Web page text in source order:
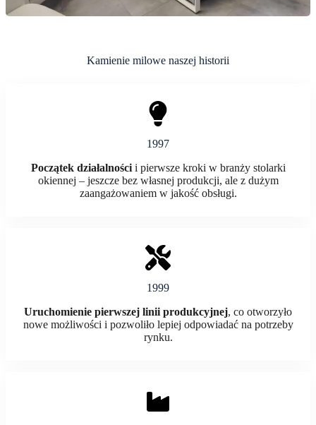
Kamienie milowe naszej historii
1997
Początek działalnościi pierwsze kroki w branży stolarki
okiennej – jeszcze bez własnej produkcji, ale z dużym
zaangażowaniem w jakość obsługi.
1999
Uruchomienie pierwszej linii produkcyjnej, co otworzyło
nowe możliwości i pozwoliło lepiej odpowiadać na potrzeby
rynku.